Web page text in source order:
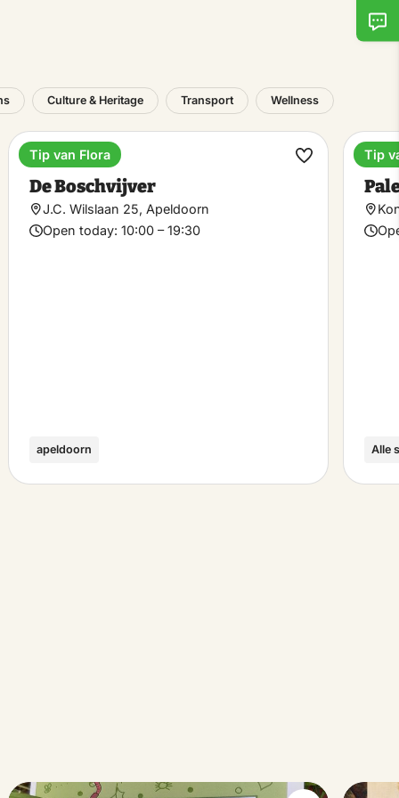
Culture & Heritage Transport Wellness
Restaurants
De Boschvijver
J.C. Wilslaan 25, Apeldoorn
Open today: 10:00 – 19:30
apeldoorn
Tip van Flora
Make
Alle
Tip